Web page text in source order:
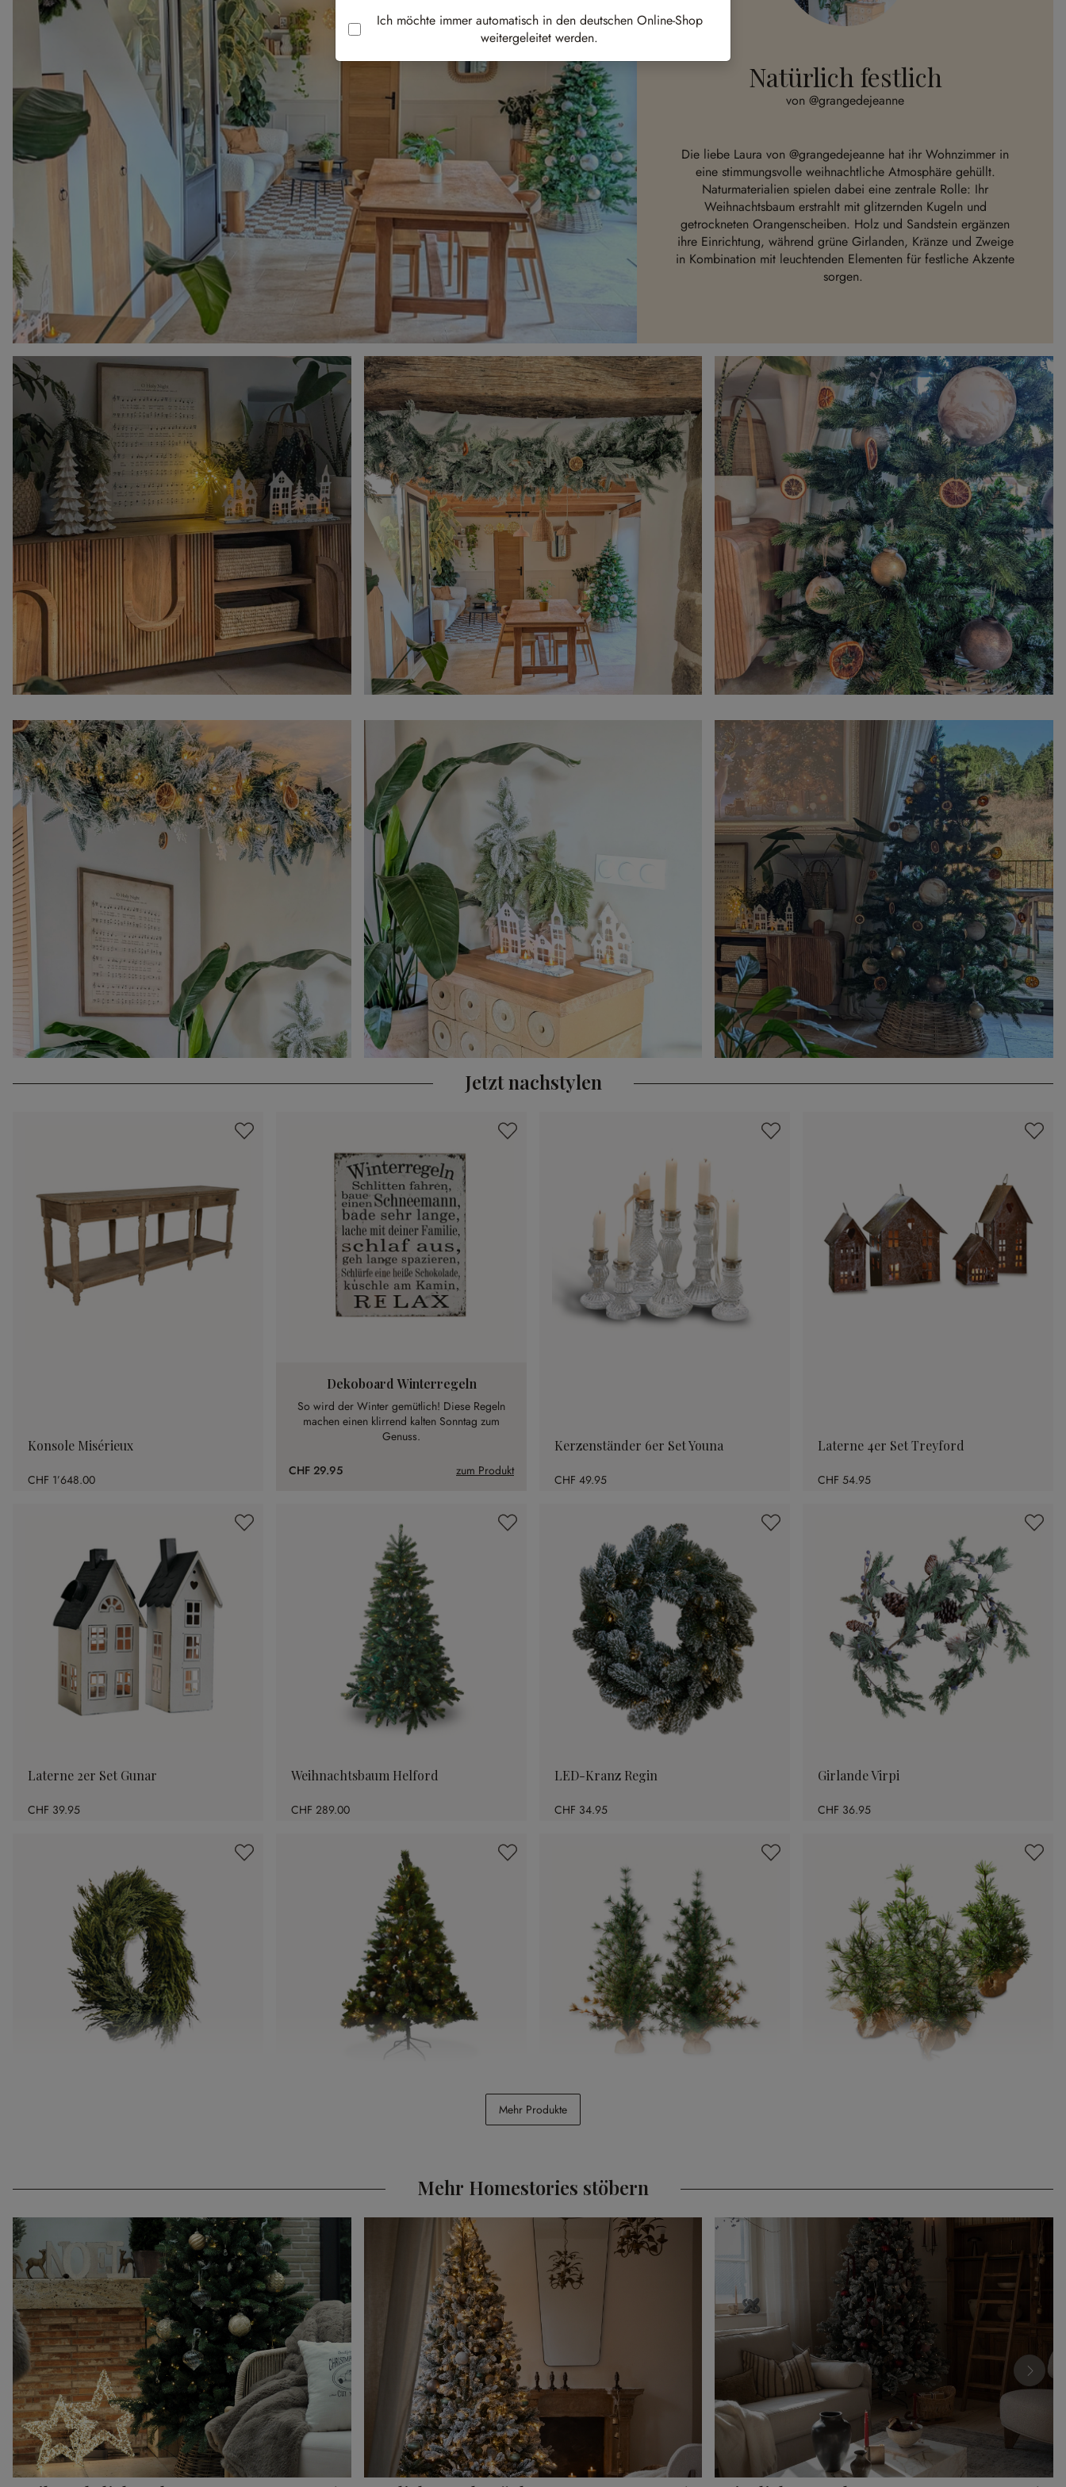
Natürlich festlich
von @grangedejeanne
Die liebe Laura von@grangedejeanne hat ihr Wohnzimmer in
eine stimmungsvolle weihnachtliche Atmosphäre gehüllt.
Naturmaterialien spielen dabei eine zentrale Rolle: Ihr
Weihnachtsbaum erstrahlt mit glitzernden Kugeln und
getrockneten Orangenscheiben. Holz und Sandstein ergänzen
ihre Einrichtung, während grüne Girlanden, Kränze und Zweige
in Kombination mit leuchtenden Elementen für festliche Akzente
sorgen.
Jetzt nachstylen
Konsole Misérieux
CHF 1’648.00
Dekoboard Winterregeln
So wird der Winter gemütlich! Diese Regeln
machen einen klirrend kalten Sonntag zum
Genuss.
CHF 29.95 zum Produkt
Kerzenständer 6er Set Youna
CHF 49.95
Laterne 4er Set Treyford
CHF 54.95
Laterne 2er Set Gunar
CHF 39.95
Weihnachtsbaum Helford
CHF 289.00
LED-Kranz Regin
CHF 34.95
Girlande Virpi
CHF 36.95
Deko-Baum 2er Set Bohicon
Mehr Produkte
Mehr Homestories stöbern
Ich möchte immer automatisch in den deutschen Online-Shop
weitergeleitet werden.